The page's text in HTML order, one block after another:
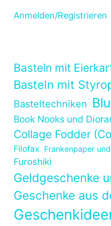
Anmelden/Registrieren
Basteln mit
Basteln mit
Basteltechniken
Book Nooks und
Collage Fodder
Filofax Frankenpaper
Furoshiki
Geldgeschenke
Geschenke aus